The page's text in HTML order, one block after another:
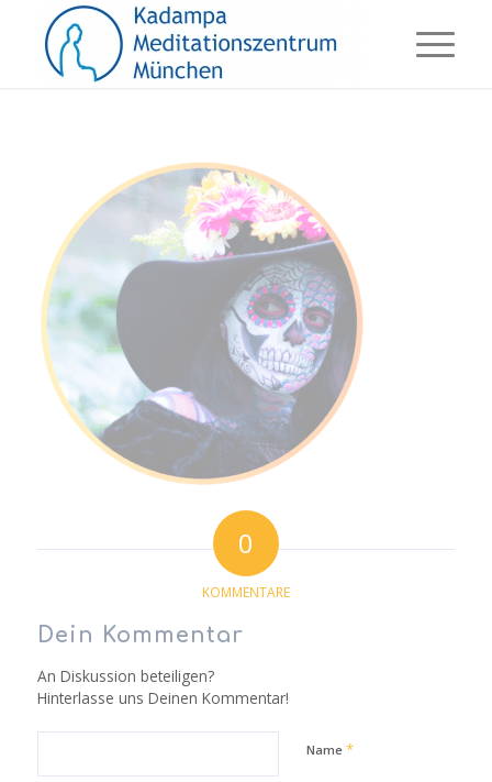
0
KOMMENTARE
Dein Kommentar
An Diskussion beteiligen?
Hinterlasse uns Deinen Kommentar!
Name *